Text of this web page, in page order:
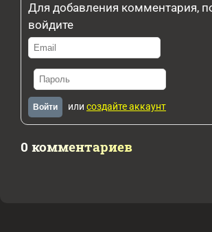
Для добавления комментария,
войдите
Войти или создайте аккаунт
0 комментариев